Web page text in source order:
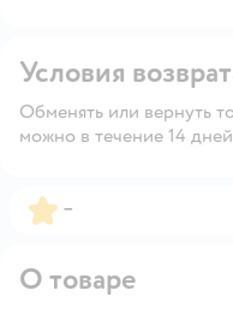
Условия
Обменять или вернуть
можно в течение 14
Рейтинг:
–
О товаре